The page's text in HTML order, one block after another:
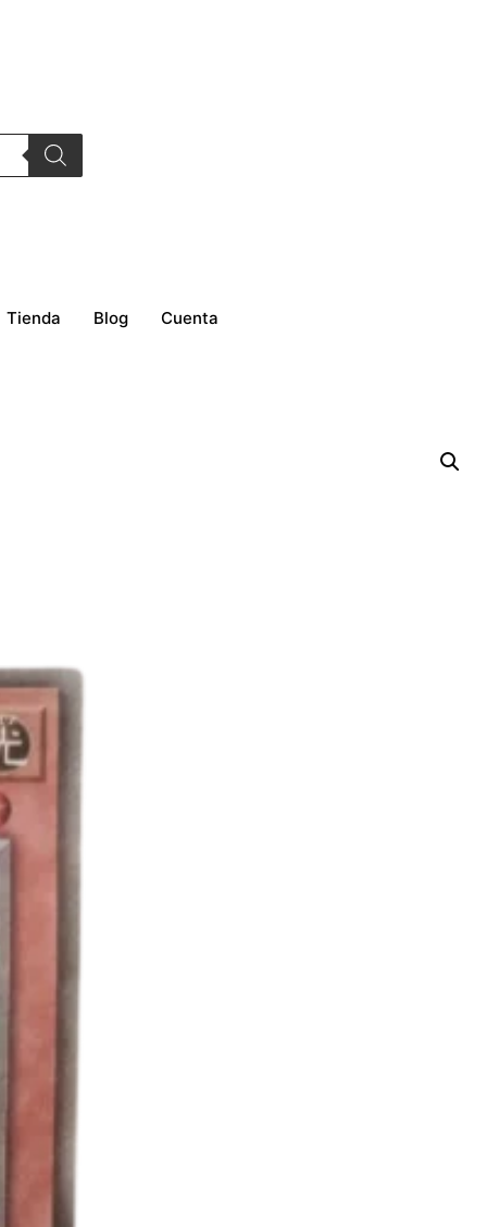
Tienda Blog Cuenta